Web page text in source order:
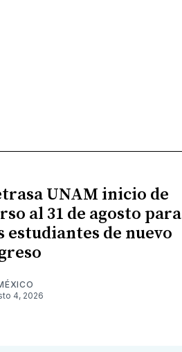
UNAM inicio de
al 31 de agosto para
estudiantes de nuevo
4, 2026